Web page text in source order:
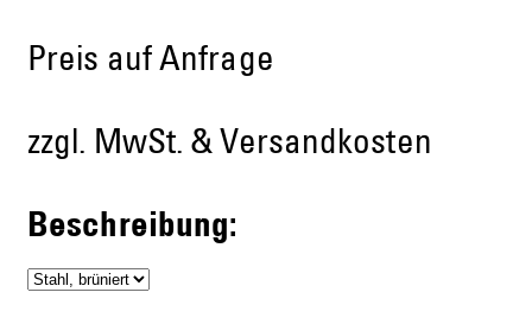
Preis auf Anfrage
zzgl. MwSt. & Versandkosten
Beschreibung: